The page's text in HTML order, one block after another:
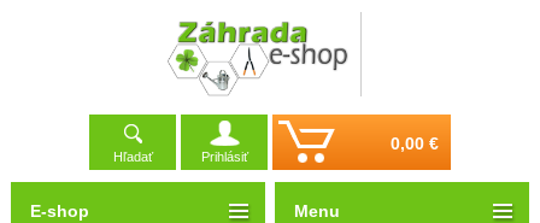
Hľadať Prihlásiť
0,00 €
E-shop Menu